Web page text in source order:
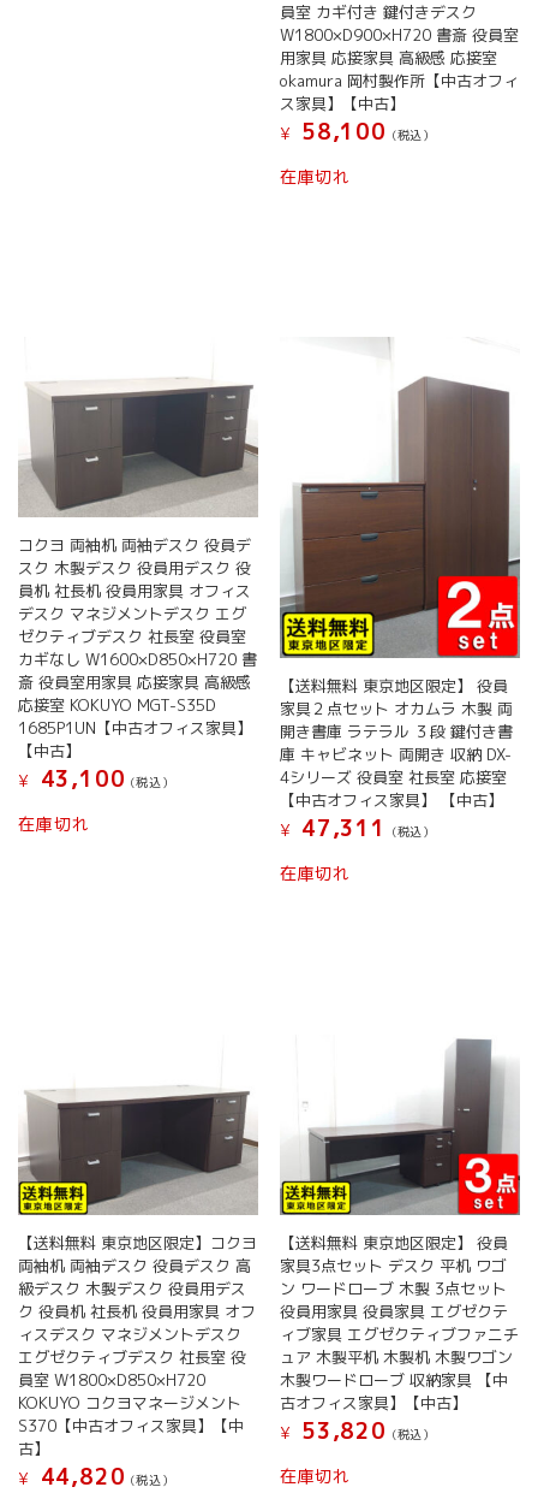
員室 カギ付き 鍵付きデスク
W1800×D900×H720 書斎 役員室
用家具 応接家具 高級感 応接室
okamura 岡村製作所【中古オフィ
ス家具】【中古】
¥
58,100 (税込）
在庫切れ
コクヨ 両袖机 両袖デスク 役員デ
スク 木製デスク 役員用デスク 役
員机 社長机 役員用家具 オフィス
デスク マネジメントデスク エグ
ゼクティブデスク 社長室 役員室
カギなし W1600×D850×H720 書
斎 役員室用家具 応接家具 高級感
応接室 KOKUYO MGT-S35D
1685P1UN【中古オフィス家具】
【中古】
¥
43,100 (税込）
在庫切れ
【送料無料 東京地区限定】 役員
家具２点セット オカムラ 木製 両
開き書庫 ラテラル ３段 鍵付き書
庫 キャビネット 両開き 収納 DX-
4シリーズ 役員室 社長室 応接室
【中古オフィス家具】 【中古】
¥
47,311 (税込）
在庫切れ
【送料無料 東京地区限定】コクヨ
両袖机 両袖デスク 役員デスク 高
級デスク 木製デスク 役員用デス
ク 役員机 社長机 役員用家具 オフ
ィスデスク マネジメントデスク
エグゼクティブデスク 社長室 役
員室 W1800×D850×H720
KOKUYO コクヨマネージメント
S370【中古オフィス家具】【中
古】
¥
44,820 (税込）
【送料無料 東京地区限定】 役員
家具3点セット デスク 平机 ワゴ
ン ワードローブ 木製 3点セット
役員用家具 役員家具 エグゼクテ
ィブ家具 エグゼクティブファニチ
ュア 木製平机 木製机 木製ワゴン
木製ワードローブ 収納家具 【中
古オフィス家具】【中古】
¥
53,820 (税込）
在庫切れ